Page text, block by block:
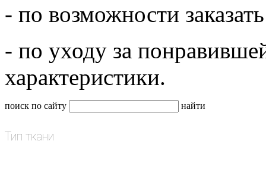
- по возможности
- по уходу за
характеристики.
поиск по сайту найти
Тип ткани